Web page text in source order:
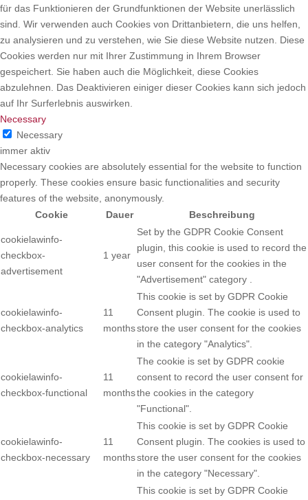
für das Funktionieren der Grundfunktionen der Website unerlässlich
sind. Wir verwenden auch Cookies von Drittanbietern, die uns helfen,
zu analysieren und zu verstehen, wie Sie diese Website nutzen. Diese
Cookies werden nur mit Ihrer Zustimmung in Ihrem Browser
gespeichert. Sie haben auch die Möglichkeit, diese Cookies
abzulehnen. Das Deaktivieren einiger dieser Cookies kann sich jedoch
auf Ihr Surferlebnis auswirken.
Necessary
Necessary
immer aktiv
Necessary cookies are absolutely essential for the website to function
properly. These cookies ensure basic functionalities and security
features of the website, anonymously.
Cookie
Dauer Beschreibung
cookielawinfo-
checkbox-
advertisement
1 year
Set by the GDPR Cookie Consent
plugin, this cookie is used to record the
user consent for the cookies in the
"Advertisement" category .
cookielawinfo-
checkbox-analytics
11
months
This cookie is set by GDPR Cookie
Consent plugin. The cookie is used to
store the user consent for the cookies
in the category "Analytics".
cookielawinfo-
checkbox-functional
11
months
The cookie is set by GDPR cookie
consent to record the user consent for
the cookies in the category
"Functional".
cookielawinfo-
checkbox-necessary
11
months
This cookie is set by GDPR Cookie
Consent plugin. The cookies is used to
store the user consent for the cookies
in the category "Necessary".
This cookie is set by GDPR Cookie